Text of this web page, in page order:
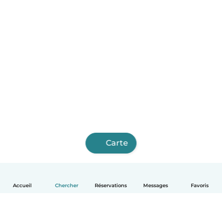
Accueil Chercher Réservations Messages Favoris
Carte